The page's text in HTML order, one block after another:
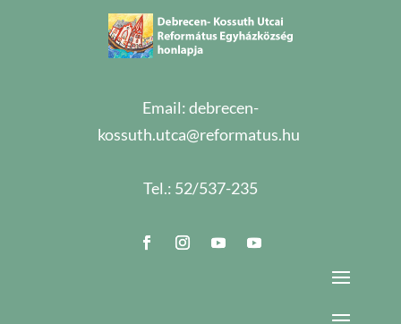
Email:debrecen-
kossuth.utca@reformatus.hu
Tel.: 52/537-235